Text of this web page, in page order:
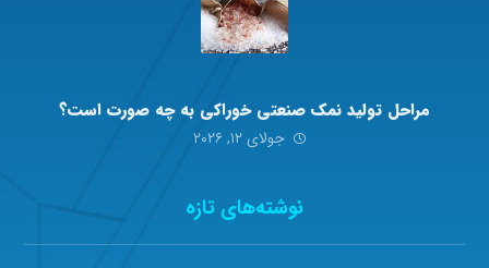
مراحل تولید نمک صنعتی خوراکی به چه صورت است؟
جولای ۱۲, ۲۰۲۶
نوشته‌های تازه